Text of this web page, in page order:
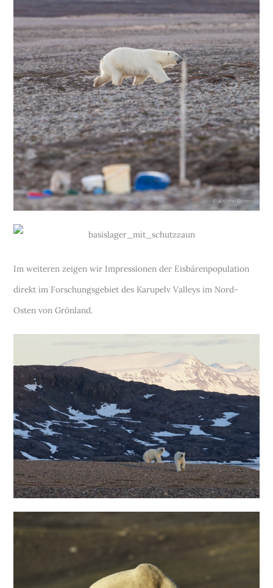
Im weiteren zeigen wir Impressionen der Eisbärenpopulation
direkt im Forschungsgebiet des Karupelv Valleys im Nord-
Osten von Grönland.